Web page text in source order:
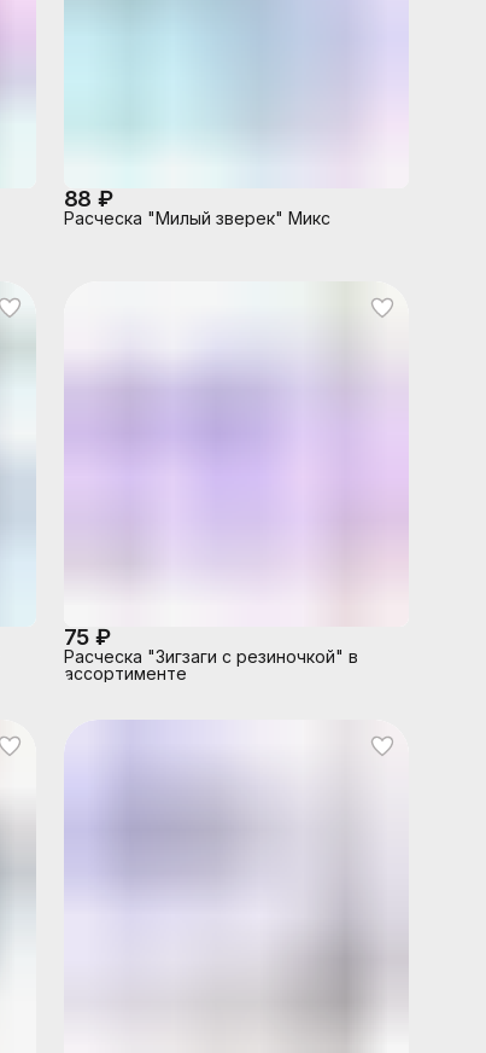
88 ₽
Расческа "Милый зверек" Микс
75 ₽
Расческа "Зигзаги с резиночкой" в
ассортименте